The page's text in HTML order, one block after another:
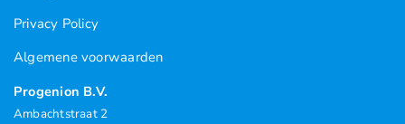
Privacy Policy
Algemene voorwaarden
Progenion B.V.
Ambachtstraat 2